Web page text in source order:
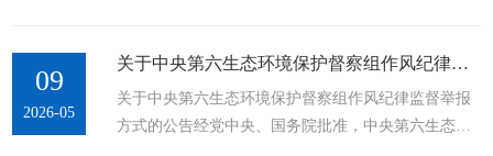
日上午，自治区党委书记王君正立即赶到问题发生
地，现场督查督导中央生态环境保护督察反馈问题整
改工作。他强调，要认真贯彻落实习近平生态文明思
09
2026-05
关于中央第六生态环境保护督察组作风纪律监督举报方式的公告
关于中央第六生态环境保护督察组作风纪律监督举报
方式的公告经党中央、国务院批准，中央第六生态环